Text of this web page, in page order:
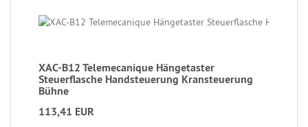
XAC-B12 Telemecanique Hängetaster
Steuerflasche Handsteuerung Kransteuerung
Bühne
113,41 EUR